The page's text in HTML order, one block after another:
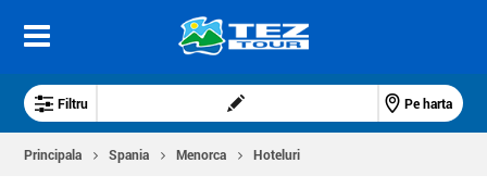
Filtru Pe harta
Principala Spania Menorca Hoteluri